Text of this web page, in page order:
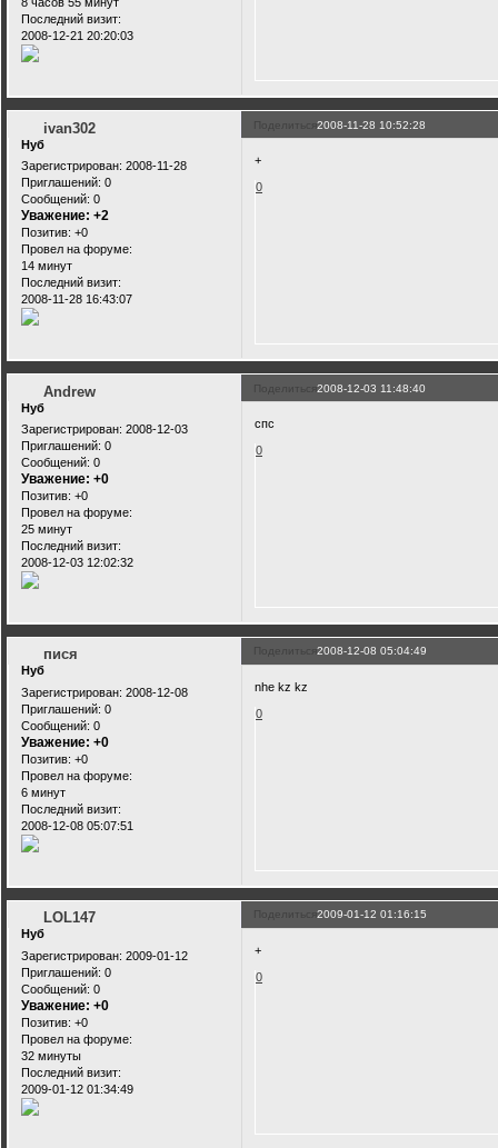
Последний визит:
2008-12-21 20:20:03
Поделиться2008-11-28 10:52:28
ivan302
Нуб
Зарегистрирован: 2008-11-28
Приглашений: 0
Сообщений: 0
Уважение: +2
Позитив: +0
Провел на форуме:
14 минут
Последний визит:
2008-11-28 16:43:07
+
0
Поделиться2008-12-03 11:48:40
Andrew
Нуб
Зарегистрирован: 2008-12-03
Приглашений: 0
Сообщений: 0
Уважение: +0
Позитив: +0
Провел на форуме:
25 минут
Последний визит:
2008-12-03 12:02:32
спс
0
Поделиться2008-12-08 05:04:49
пися
Нуб
Зарегистрирован: 2008-12-08
Приглашений: 0
Сообщений: 0
Уважение: +0
Позитив: +0
Провел на форуме:
6 минут
Последний визит:
2008-12-08 05:07:51
nhe kz kz
0
Поделиться2009-01-12 01:16:15
LOL147
Нуб
Зарегистрирован: 2009-01-12
Приглашений: 0
Сообщений: 0
Уважение: +0
Позитив: +0
Провел на форуме:
32 минуты
Последний визит:
2009-01-12 01:34:49
+
0